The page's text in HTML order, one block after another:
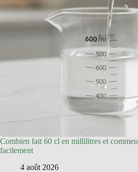
Combien fait 60 cl en millilitres et
facilement
4 août 2026